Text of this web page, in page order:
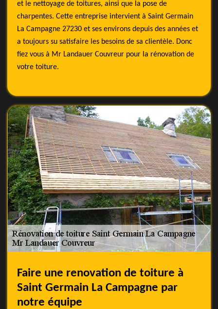
et le nettoyage de toitures, ainsi que la pose de
charpentes. Cette entreprise intervient à Saint Germain
La Campagne 27230 et ses environs depuis des années et
a toujours su satisfaire les besoins de sa clientèle. Donc
fiez vous à Mr Landauer Couvreur pour la rénovation de
votre toiture.
Faire une renovation de toiture à
Saint Germain La Campagne par
notre équipe